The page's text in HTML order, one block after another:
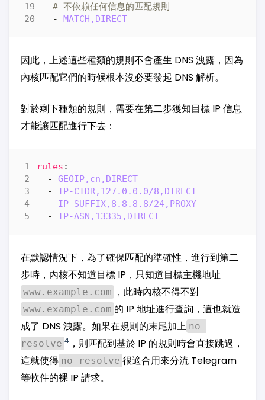
# 不依賴任何信息的匹配規則
- MATCH,DIRECT
因此，上述這些種類的規則不會產生 DNS 洩露，因為
內核匹配它們的時候根本沒必要發起 DNS 解析。
對於剩下種類的規則，需要在第二步獲知目標 IP 信息
才能讓匹配進行下去：
rules :
- GEOIP,cn,DIRECT
- IP-CIDR,127.0.0.0/8,DIRECT
- IP-SUFFIX,8.8.8.8/24,PROXY
- IP-ASN,13335,DIRECT
在默認情況下，為了確保匹配的準確性，進行到第二
步時，內核不知道目標 IP，只知道目標主機地址
www.example.com ，此時內核不得不對
www.example.com 的 IP 地址進行查詢，這也就造
成了 DNS 洩露。如果在規則的末尾加上 no-
resolve 4 ，則匹配到基於 IP 的規則時會直接跳過，
這就使得 no-resolve 很適合用來分流 Telegram
等軟件的裸 IP 請求。